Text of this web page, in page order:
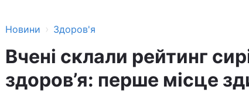
Новини › Здоров'я
Вчені склали рейтинг
здоров’я: перше місце